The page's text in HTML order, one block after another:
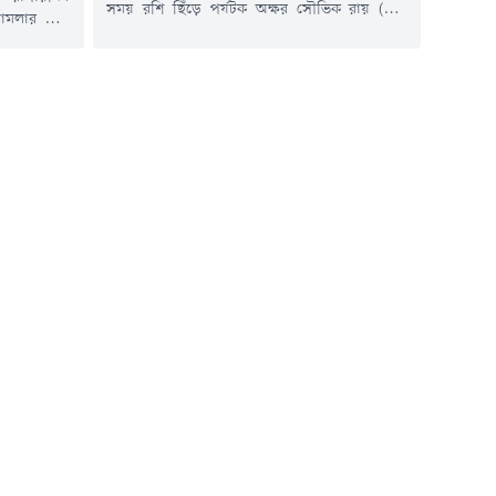
জট।
সময় রশি ছিঁড়ে পর্যটক অক্ষর সৌভিক রায় (৩১)